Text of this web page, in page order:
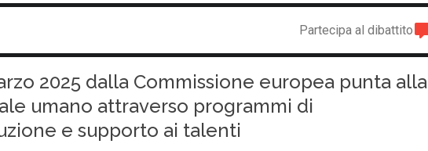
Partecipa al dibattito
2025 dalla Commissione europea punta alla
umano attraverso programmi di
e supporto ai talenti